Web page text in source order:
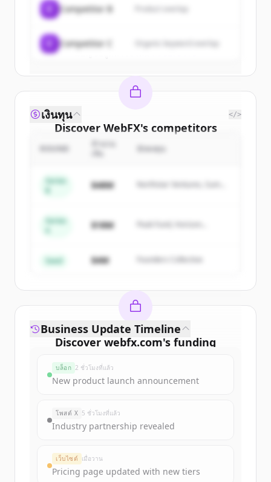
มีบัญชีอยู่แล้วใช่ไหม
Competitor B
Competitor C Organic keyword overlap
Discover WebFX's competitors
Sign up for free to view all
New accounts include trial credits to
get started.
Create Free Account
เงินทุน </>
นักลงทุน
Series
$48M
Northstar Ventures, Summit
Series
$18M
Peak Fund, Horizon
Seed $4M Founders Collective
Discover webfx.com's funding
Sign up for free to view allfunding
New accounts include trial credits to
get started.
Create Free Account
Business Update Timeline
บล็อก 2 ชั่วโมงที่แล้ว
New product launch announcement
โพสต์ X 5 ชั่วโมงที่แล้ว
Industry partnership revealed
เว็บไซต์ เมื่อวาน
Pricing page updated with new tiers